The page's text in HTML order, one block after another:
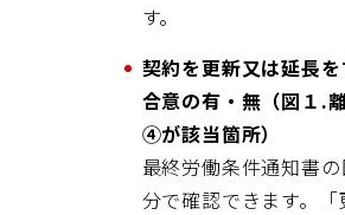
す。
契約を更新又は延長
合意の有・無（図１.
④が該当箇所）
最終労働条件通知書
分で確認できます。「